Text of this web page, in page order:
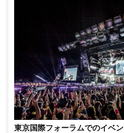
東京国際フォーラムでのイベ